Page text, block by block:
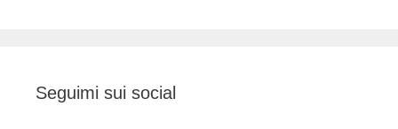
Seguimi sui social